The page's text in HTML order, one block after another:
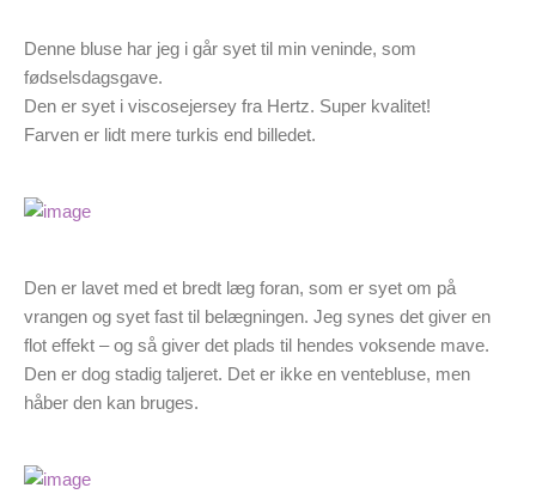
Denne bluse har jeg i går syet til min veninde, som
fødselsdagsgave.
Den er syet i viscosejersey fra Hertz. Super kvalitet!
Farven er lidt mere turkis end billedet.
Den er lavet med et bredt læg foran, som er syet om på
vrangen og syet fast til belægningen. Jeg synes det giver en
flot effekt – og så giver det plads til hendes voksende mave.
Den er dog stadig taljeret. Det er ikke en ventebluse, men
håber den kan bruges.